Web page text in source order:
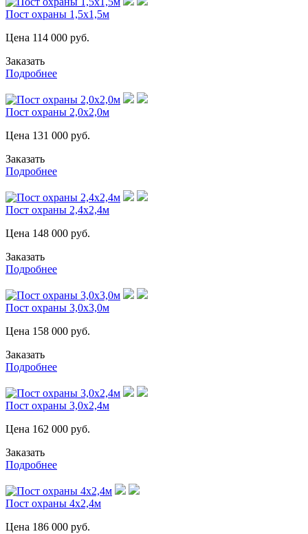
Пост охраны 1,5х1,5м
Цена 114 000 руб.
Заказать
Подробнее
Пост охраны 2,0х2,0м
Цена 131 000 руб.
Заказать
Подробнее
Пост охраны 2,4х2,4м
Цена 148 000 руб.
Заказать
Подробнее
Пост охраны 3,0х3,0м
Цена 158 000 руб.
Заказать
Подробнее
Пост охраны 3,0х2,4м
Цена 162 000 руб.
Заказать
Подробнее
Пост охраны 4х2,4м
Цена 186 000 руб.